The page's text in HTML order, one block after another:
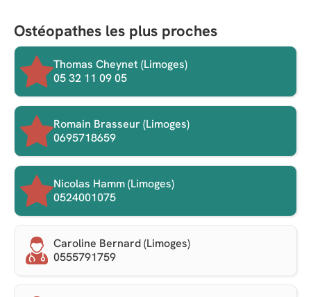
Ostéopathes les plus proches
Thomas Cheynet (Limoges)
05 32 11 09 05
Romain Brasseur (Limoges)
0695718659
Nicolas Hamm (Limoges)
0524001075
Caroline Bernard (Limoges)
0555791759